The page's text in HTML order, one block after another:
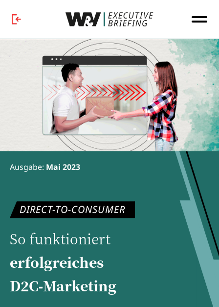
Ausgabe: Mai 2023
DIRECT-TO-CONSUMER
So funktioniert
erfolgreiches
D2C-Marketing